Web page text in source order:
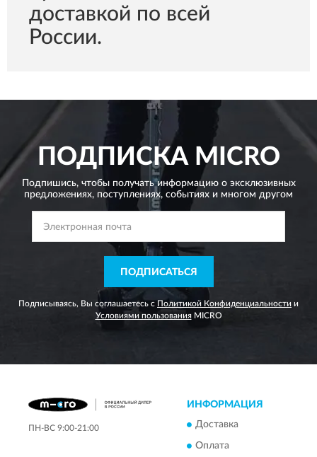
доставкой по всей
России.
ПОДПИСКАMICRO
Подпишись, чтобы получать информацию о эксклюзивных
предложениях, поступлениях, событиях и многом другом
ПОДПИСАТЬСЯ
Подписываясь, Вы соглашаетесь с Политикой Конфиденциальности и
Условиями пользованияMICRO
ПН-ВС 9:00-21:00
ИНФОРМАЦИЯ
Доставка
Оплата